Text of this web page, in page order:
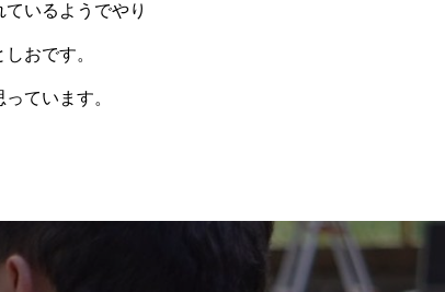
いるようでやり
おです。
ています。